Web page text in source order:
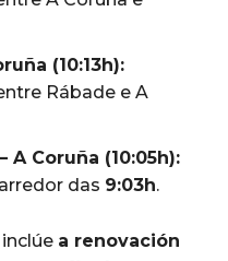
(10:13h):
Rábade e A
A Coruña (10:05h):
das 9:03h.
a renovación